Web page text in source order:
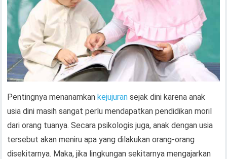
Pentingnya menanamkankejujuran sejak dini karena anak
usia dini masih sangat perlu mendapatkan pendidikan moril
dari orang tuanya. Secara psikologis juga, anak dengan usia
tersebut akan meniru apa yang dilakukan orang-orang
disekitarnya. Maka, jika lingkungan sekitarnya mengajarkan